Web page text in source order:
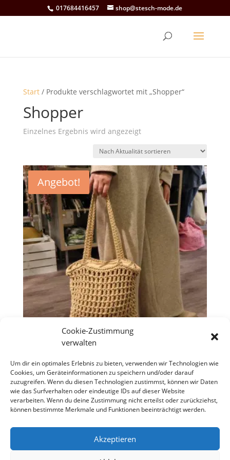
Cookie-Zustimmung
verwalten
Um dir ein optimales Erlebnis zu bieten, verwenden wir Technologien wie
Cookies, um Geräteinformationen zu speichern und/oder darauf
zuzugreifen. Wenn du diesen Technologien zustimmst, können wir Daten
wie das Surfverhalten oder eindeutige IDs auf dieser Website
verarbeiten. Wenn du deine Zustimmung nicht erteilst oder zurückziehst,
können bestimmte Merkmale und Funktionen beeinträchtigt werden.
Akzeptieren
017684416457 shop@stesch-mode.de
Start/ Produkte verschlagwortet mit „Shopper“
Shopper
Einzelnes Ergebnis wird angezeigt
Angebot!
Stricktasche „Boho Style“
€39,90Ursprünglicher
Preis
war:
€39,90
€25,00Aktueller
Preis
ist:
€25,00.
things! ALLE PREISE VERSTEHEN SICH INKLUSIVE
MWST,